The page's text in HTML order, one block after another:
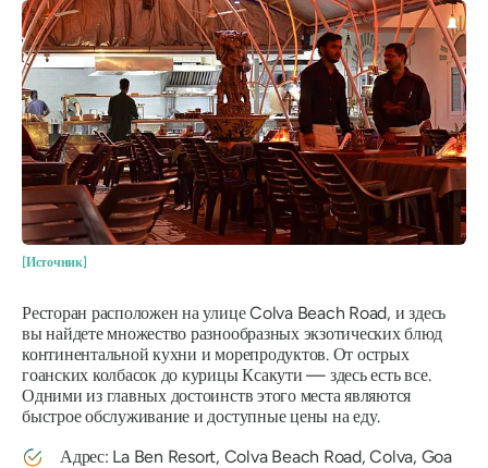
[Источник]
Ресторан расположен на улице Colva Beach Road, и здесь
вы найдете множество разнообразных экзотических блюд
континентальной кухни и морепродуктов. От острых
гоанских колбасок до курицы Ксакути — здесь есть все.
Одними из главных достоинств этого места являются
быстрое обслуживание и доступные цены на еду.
Адрес: La Ben Resort, Colva Beach Road, Colva, Goa